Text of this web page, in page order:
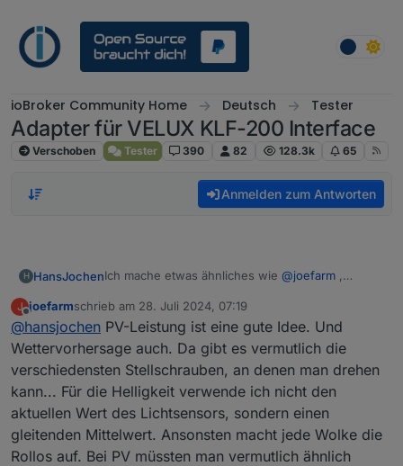
ioBroker Community Home Deutsch Tester
Adapter für VELUX KLF-200 Interface
Verschoben Tester 390 82 128.3k 65
Anmelden zum Antworten
H HansJochenIch mache etwas ähnliches wie @joefarm ,
dasWetter.de über den zugehörigen Adapter
meldet. Ich habe einen konfigurierbaren
Schwellwert für jedes Dachfenster und eine
konfigurierbare Uhrzeit. Zur genannten Uhrzeit
(je nach Ausrichung 9:30 oder 11:30) schaue ich
den Wetterbericht an. Wenn die
Tageshöchsttemperatur über 23°C steigt,
schließe ich den Laden auf 90%. Am späten
Nachmittag fahre ich dann wieder hoch.
Die Wettervorhersage zu diesem späten
Zeitpunkt ist ziemlich präzise. Um die Helligkeit
einzubeziehen, könnte man den PV Ertrag mit
berücksichtigen. Von Eurer eigenen Anlage könnt
Ihr sicher gut einschätzen, wie die
Sonneneinstrahlung abhängig vom PV Ertrag ist.
Für mich funktioniert diese einfache zeit- und
temperaturbasierte Regelung aber recht gut.
J
Offline
joefarmschrieb am 28. Juli 2024, 07:19
zuletzt editiert von
@hansjochen PV-Leistung ist eine gute Idee. Und
Wettervorhersage auch. Da gibt es vermutlich die
verschiedensten Stellschrauben, an denen man drehen
kann... Für die Helligkeit verwende ich nicht den
aktuellen Wert des Lichtsensors, sondern einen
gleitenden Mittelwert. Ansonsten macht jede Wolke die
Rollos auf. Bei PV müssten man vermutlich ähnlich